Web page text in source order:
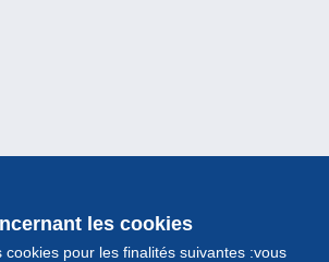
les cookies
cookies pour les finalités suivantes :vous